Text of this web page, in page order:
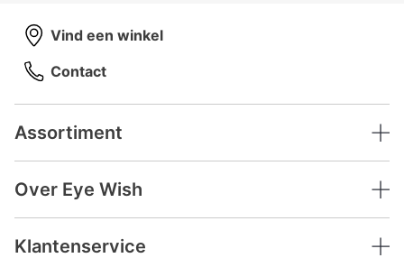
Assortiment
Over Eye Wish
Klantenservice
Vind een winkel
Contact